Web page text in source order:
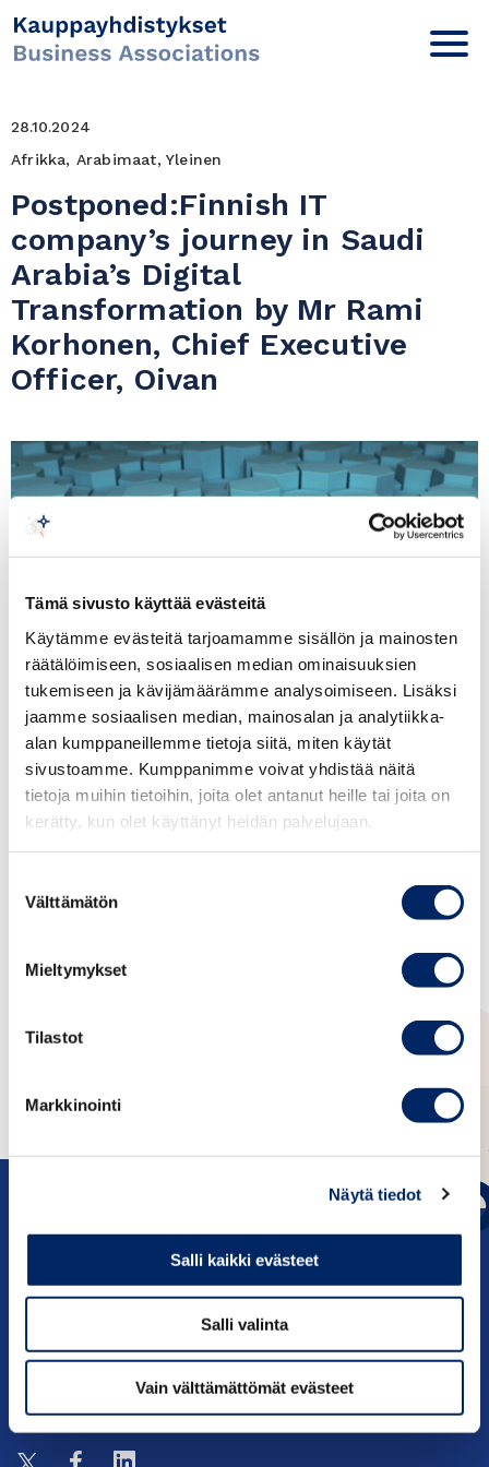
Tämä sivusto käyttää evästeitä
Käytämme evästeitä tarjoamamme sisällön ja mainosten
räätälöimiseen, sosiaalisen median ominaisuuksien
tukemiseen ja kävijämäärämme analysoimiseen. Lisäksi
jaamme sosiaalisen median, mainosalan ja analytiikka-
alan kumppaneillemme tietoja siitä, miten käytät
sivustoamme. Kumppanimme voivat yhdistää näitä
tietoja muihin tietoihin, joita olet antanut heille tai joita on
kerätty, kun olet käyttänyt heidän palvelujaan.
valinta
Välttämätön
Mieltymykset
Tilastot
Markkinointi
Näytä tiedot
Salli kaikki evästeet
Salli valinta
Vain välttämättömät evästeet
28.10.2024
Afrikka, Arabimaat, Yleinen
Postponed:Finnish IT
company’s journey in Saudi
Arabia’s Digital
Transformation by Mr Rami
Korhonen, Chief Executive
Officer, Oivan
Time
28th October 2024 at 15.30 o’clock
Venue
Finland Chamber of Commerce, Alvar Aallon
Registration
needed at latest on 24th October 2024
HERE.
Picture: Pixabay
c/o Keskuskauppakamari PL 1000, 00101
Yhteystiedot